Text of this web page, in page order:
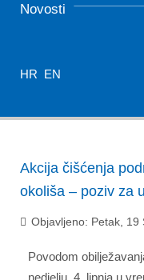
Novosti
HR EN
Akcija čišćenja
okoliša – poziv za
Objavljeno: Petak, 19
Povodom
nedjelju, 4. lipnja u